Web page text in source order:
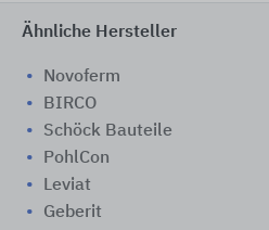
Ähnliche Hersteller
Novoferm
BIRCO
Schöck Bauteile
PohlCon
Leviat
Geberit